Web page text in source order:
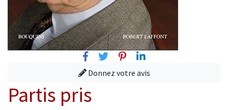
FacebookTwitterPinterest
Linkedin
Donnez votre avis
Partis pris